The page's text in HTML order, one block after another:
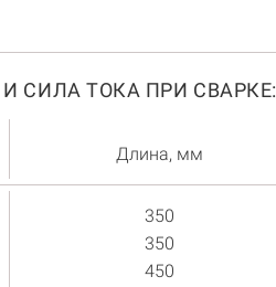
СИЛА ТОКА ПРИ СВАРКЕ:
Длина, мм
350
350
450